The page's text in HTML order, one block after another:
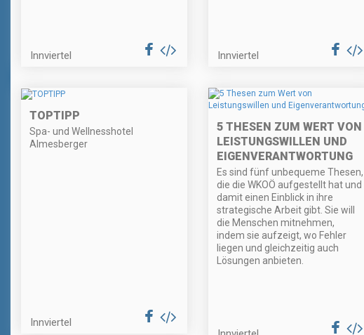
Innviertel Innviertel
TOPTIPP
Spa- und Wellnesshotel
Almesberger
Innviertel
5 THESEN ZUM WERT VON
LEISTUNGSWILLEN UND
EIGENVERANTWORTUNG
Es sind fünf unbequeme Thesen,
die die WKOÖ aufgestellt hat und
damit einen Einblick in ihre
strategische Arbeit gibt. Sie will
die Menschen mitnehmen,
indem sie aufzeigt, wo Fehler
liegen und gleichzeitig auch
Lösungen anbieten.